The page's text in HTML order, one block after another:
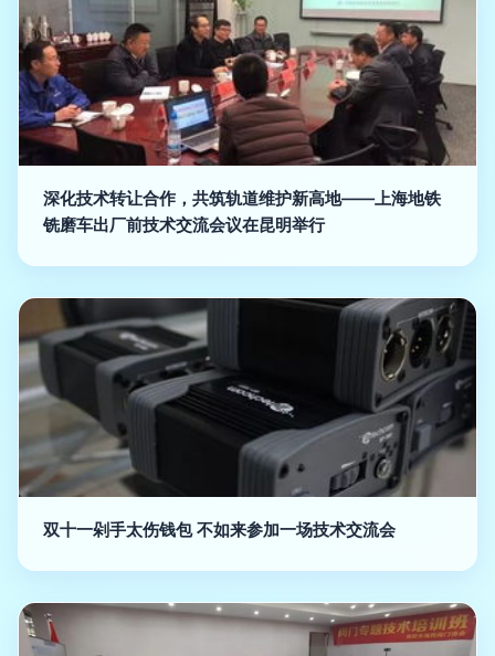
深化技术转让合作，共筑轨道维护新高地——上海地铁
铣磨车出厂前技术交流会议在昆明举行
双十一剁手太伤钱包 不如来参加一场技术交流会